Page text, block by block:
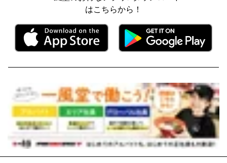
はこちらから！